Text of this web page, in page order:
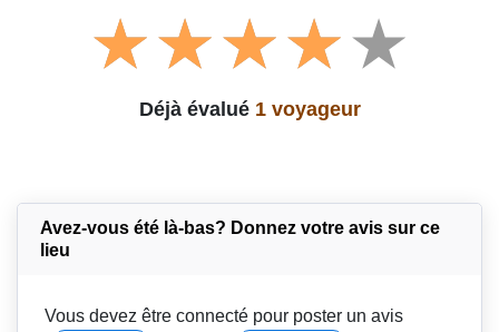
Déjà évalué 1 voyageur
Avez-vous été là-bas? Donnez votre avis sur ce
lieu
Vous devez être connecté pour poster un avis